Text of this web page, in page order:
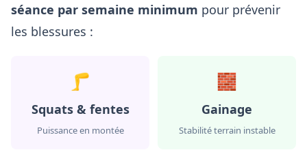
séance par semaine minimum pour prévenir
les blessures :
🦵
Squats & fentes
Puissance en montée
🧱
Gainage
Stabilité terrain instable